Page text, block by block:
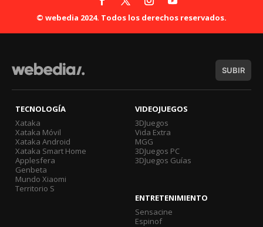
© webedia 2024. Todos los derechos reservados.
SUBIR
TECNOLOGÍA
Xataka
Xataka Móvil
Xataka Android
Xataka Smart Home
Applesfera
Genbeta
Mundo Xiaomi
Territorio S
VIDEOJUEGOS
3DJuegos
Vida Extra
MGG
3DJuegos PC
3DJuegos Guías
ENTRETENIMIENTO
Sensacine
Espinof